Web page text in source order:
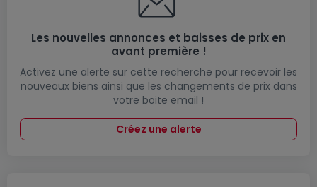
Les nouvelles annonces et baisses de prix en
avant première !
Activez une alerte sur cette recherche pour recevoir les
nouveaux biens ainsi que les changements de prix dans
votre boite email !
Créez une alerte